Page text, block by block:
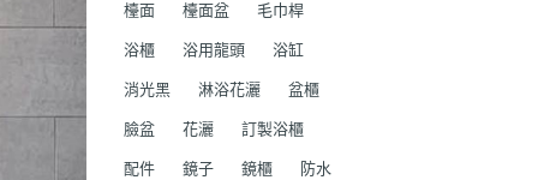
檯面 檯面盆 毛巾桿
浴櫃 浴用龍頭 浴缸
消光黑 淋浴花灑 盆櫃
臉盆 花灑 訂製浴櫃
配件 鏡子 鏡櫃 防水